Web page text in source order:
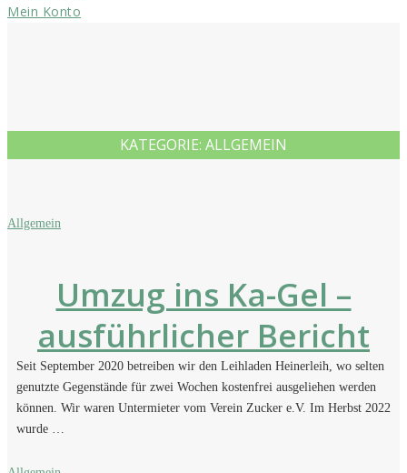
Mein Konto
KATEGORIE: ALLGEMEIN
Allgemein
Umzug ins Ka-Gel –
ausführlicher Bericht
Seit September 2020 betreiben wir den Leihladen Heinerleih, wo selten
genutzte Gegenstände für zwei Wochen kostenfrei ausgeliehen werden
können. Wir waren Untermieter vom Verein Zucker e.V. Im Herbst 2022
wurde …